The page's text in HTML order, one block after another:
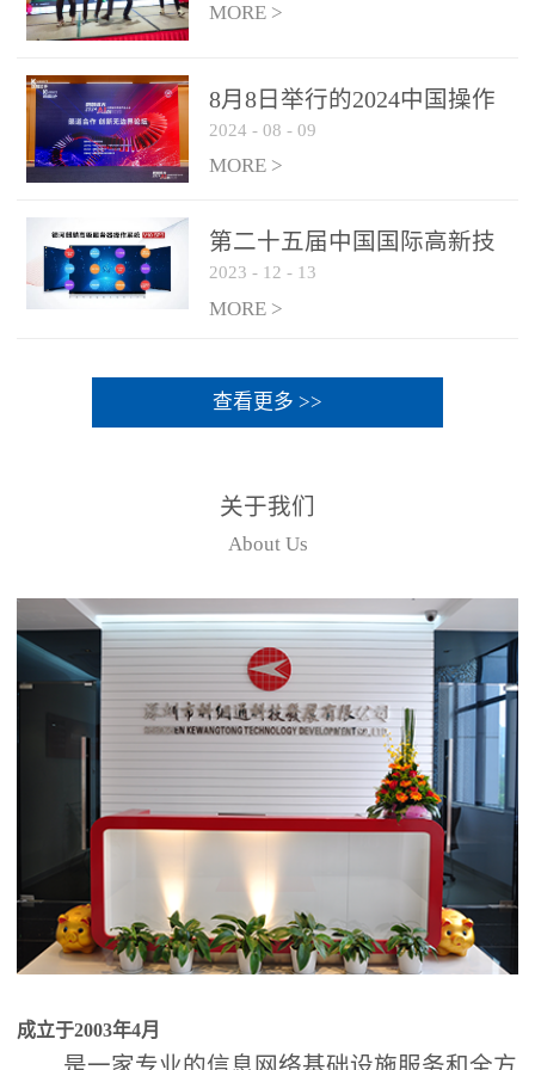
MORE >
8月8日举行的2024中国操作
系统产业大会渠道论坛，科
网通荣获区域营销优质伙伴
2024 - 08 - 09
MORE >
第二十五届中国国际高新技
术成果交易会 银河麒麟高级
服务器操作系统荣获 “优秀
2023 - 12 - 13
MORE >
查看更多 >>
关于我们
About Us
成立于2003年4月